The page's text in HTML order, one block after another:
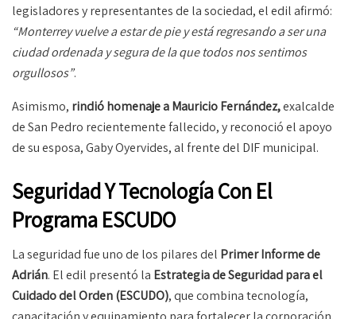
legisladores y representantes de la sociedad, el edil afirmó:
“Monterrey vuelve a estar de pie y está regresando a ser una
ciudad ordenada y segura de la que todos nos sentimos
orgullosos”.
Asimismo, rindió homenaje a Mauricio Fernández,exalcalde
de San Pedro recientemente fallecido, y reconoció el apoyo
de su esposa, Gaby Oyervides, al frente del DIF municipal.
Seguridad Y Tecnología Con El
Programa ESCUDO
La seguridad fue uno de los pilares del Primer Informe de
Adrián. El edil presentó la Estrategia de Seguridad para el
Cuidado del Orden (ESCUDO), que combina tecnología,